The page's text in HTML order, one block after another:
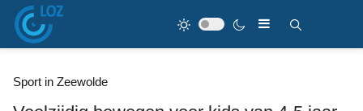
Sport in Zeewolde